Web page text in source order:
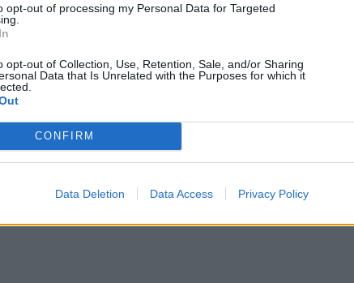
opt-out of processing my Personal Data for Targeted
opt-out of Collection, Use, Retention, Sale, and/or Sharing
Data that Is Unrelated with the Purposes for which it
CONFIRM
Data Deletion Data Access Privacy Policy